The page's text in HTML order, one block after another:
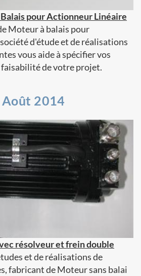
pour Actionneur Linéaire
Moteur à balais pour
d'étude et de réalisations
vous aide à spécifier vos
de votre projet.
Août 2014
résolveur et frein double
et de réalisations de
fabricant de Moteur sans balai